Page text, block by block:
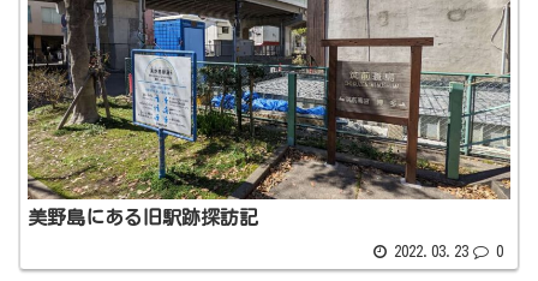
美野島にある旧駅跡探訪記
2022.03.23 0